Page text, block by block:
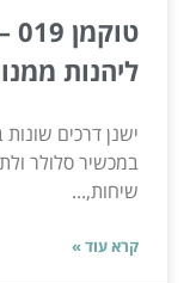
ליהנות ממנו
ישנן דרכים
במכשיר סלולר
שיחות,...
קרא עוד »